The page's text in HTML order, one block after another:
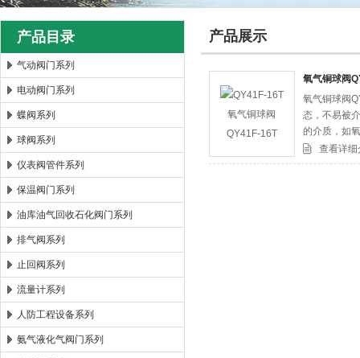
郑州森玛自控阀门有限公司
产品目录
气动阀门系列
电动阀门系列
蝶阀系列
球阀系列
仪表阀管件系列
保温阀门系列
油库油气回收石化阀门系列
排气阀系列
止回阀系列
流量计系列
人防工程设备系列
氨气液化气阀门系列
产品展示
氧气铜球阀
氧气铜球阀
态，不易被
的介质，如
查看详细